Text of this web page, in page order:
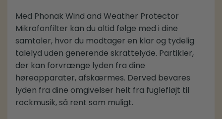
Med Phonak Wind and Weather Protector
Mikrofonfilter kan du altid følge med i dine
samtaler, hvor du modtager en klar og tydelig
talelyd uden generende skrattelyde. Partikler,
der kan forvrænge lyden fra dine
høreapparater, afskærmes. Derved bevares
lyden fra dine omgivelser helt fra fuglefløjt til
rockmusik, så rent som muligt.